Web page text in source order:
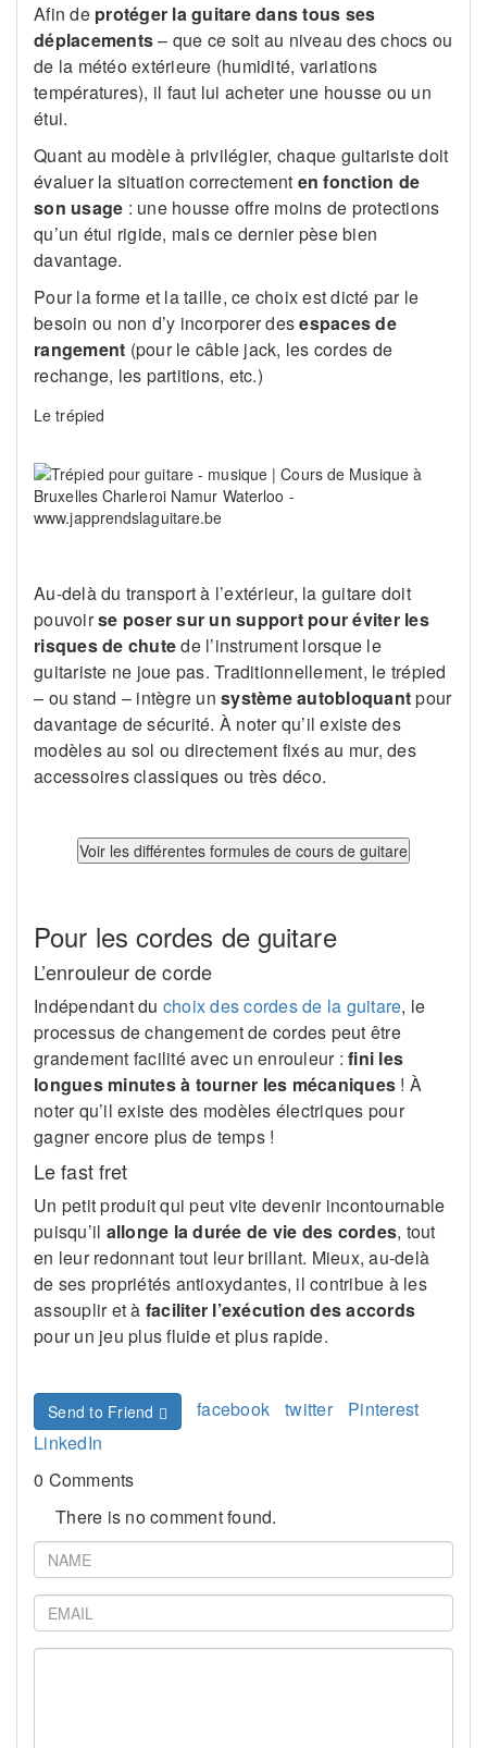
Afin de protéger la guitare dans tous ses
déplacements– que ce soit au niveau des chocs ou
de la météo extérieure (humidité, variations
températures), il faut lui acheter une housse ou un
étui.
Quant au modèle à privilégier, chaque guitariste doit
évaluer la situation correctement en fonction de
son usage : une housse offre moins de protections
qu’un étui rigide, mais ce dernier pèse bien
davantage.
Pour la forme et la taille, ce choix est dicté par le
besoin ou non d’y incorporer desespaces de
rangement (pour le câble jack, les cordes de
rechange, les partitions, etc.)
Le trépied
Au-delà du transport à l’extérieur, la guitare doit
pouvoirse poser sur un support pour éviter les
risques de chutede l’instrument lorsque le
guitariste ne joue pas. Traditionnellement, le trépied
– ou stand – intègre un système autobloquantpour
davantage de sécurité. À noter qu’il existe des
modèles au sol ou directement fixés au mur, des
accessoires classiques ou très déco.
Pour les cordes de guitare
L’enrouleur de corde
Indépendant du choix des cordes de la guitare, le
processus de changement de cordes peut être
grandement facilité avec un enrouleur : fini les
longues minutes à tourner les mécaniques ! À
noter qu’il existe des modèles électriques pour
gagner encore plus de temps !
Le fast fret
Un petit produit qui peut vite devenir incontournable
puisqu’il allonge la durée de vie des cordes, tout
en leur redonnant tout leur brillant. Mieux, au-delà
de ses propriétés antioxydantes, il contribue à les
assouplir et à faciliter l’exécution des accords
pour un jeu plus fluide et plus rapide.
Send to Friend facebook twitter
Pinterest
LinkedIn
0 Comments
There is no comment found.